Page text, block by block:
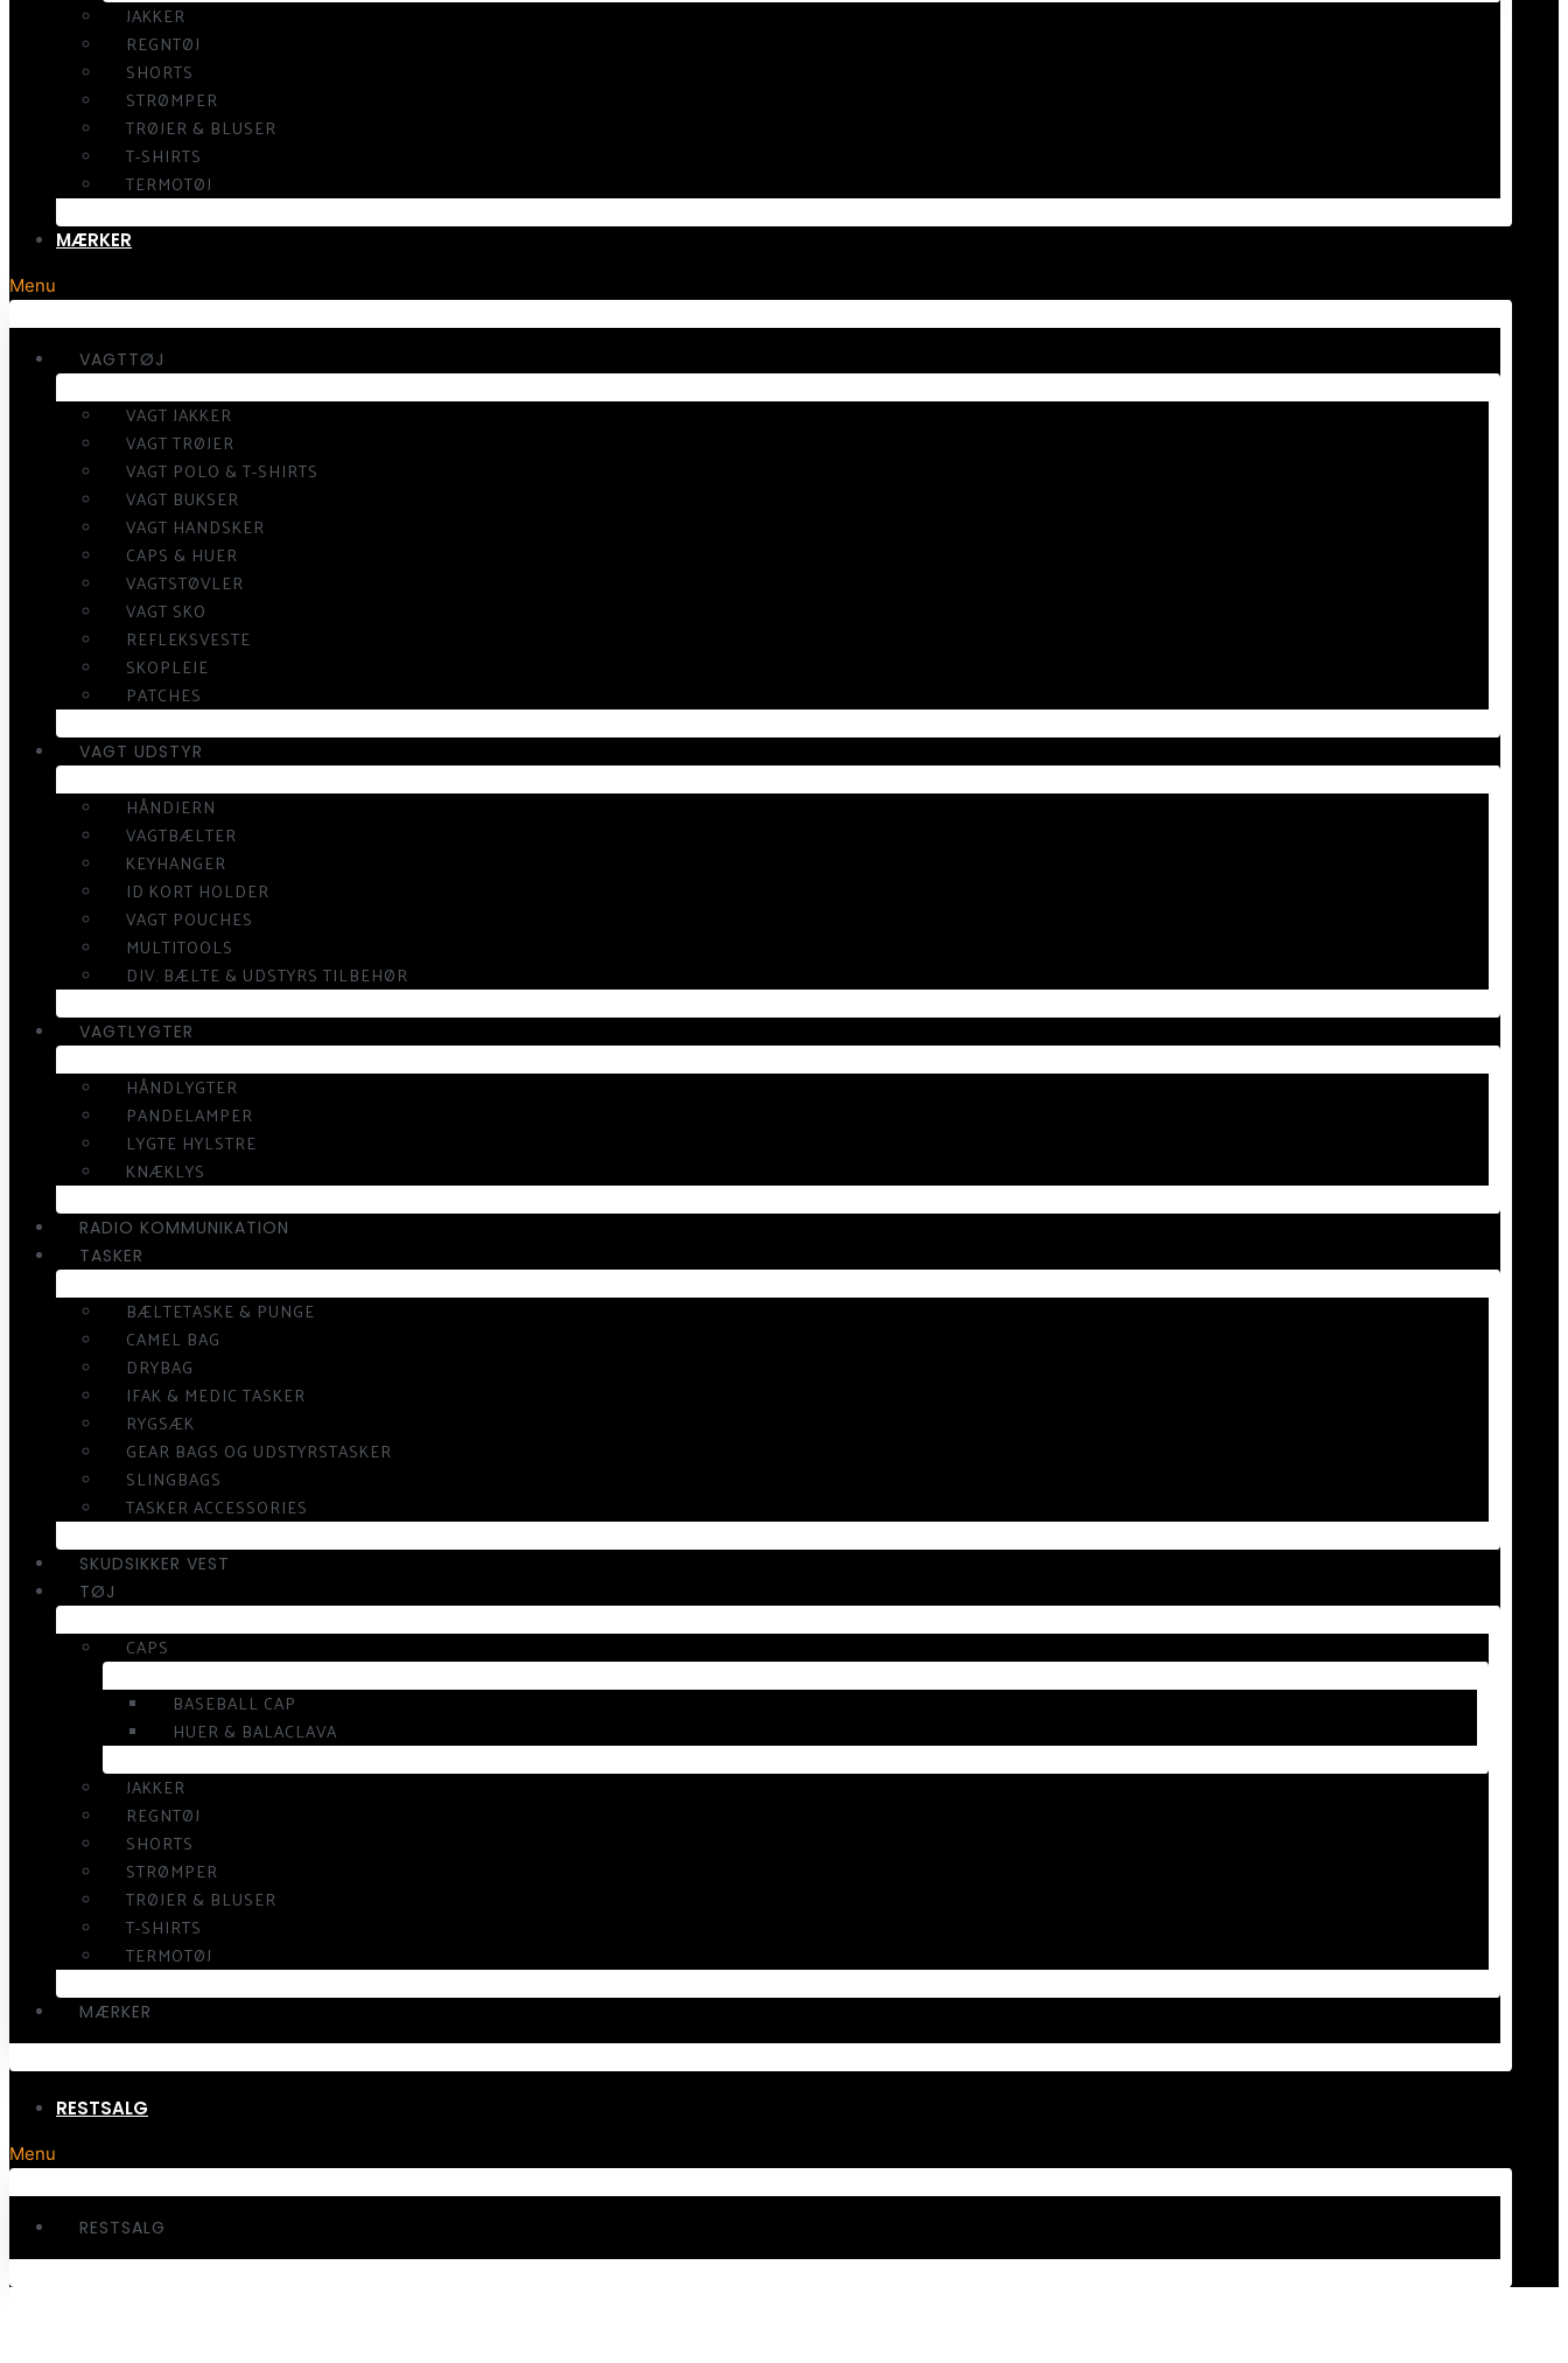
JAKKER
REGNTØJ
SHORTS
STRØMPER
TRØJER & BLUSER
T-SHIRTS
TERMOTØJ
MÆRKER
Menu
VAGTTØJ
VAGT JAKKER
VAGT TRØJER
VAGT POLO & T-SHIRTS
VAGT BUKSER
VAGT HANDSKER
CAPS & HUER
VAGTSTØVLER
VAGT SKO
REFLEKSVESTE
SKOPLEJE
PATCHES
VAGT UDSTYR
HÅNDJERN
VAGTBÆLTER
KEYHANGER
ID KORT HOLDER
VAGT POUCHES
MULTITOOLS
DIV. BÆLTE & UDSTYRS TILBEHØR
VAGTLYGTER
HÅNDLYGTER
PANDELAMPER
LYGTE HYLSTRE
KNÆKLYS
RADIO KOMMUNIKATION
TASKER
BÆLTETASKE & PUNGE
CAMEL BAG
DRYBAG
IFAK & MEDIC TASKER
RYGSÆK
GEAR BAGS OG UDSTYRSTASKER
SLINGBAGS
TASKER ACCESSORIES
SKUDSIKKER VEST
TØJ
CAPS
BASEBALL CAP
HUER & BALACLAVA
JAKKER
REGNTØJ
SHORTS
STRØMPER
TRØJER & BLUSER
T-SHIRTS
TERMOTØJ
MÆRKER
RESTSALG
Menu
RESTSALG